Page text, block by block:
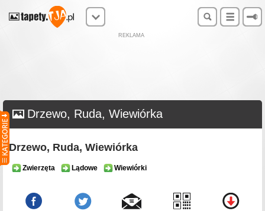
REKLAMA
Drzewo, Ruda, Wiewiórka
Drzewo, Ruda, Wiewiórka
Zwierzęta Lądowe Wiewiórki